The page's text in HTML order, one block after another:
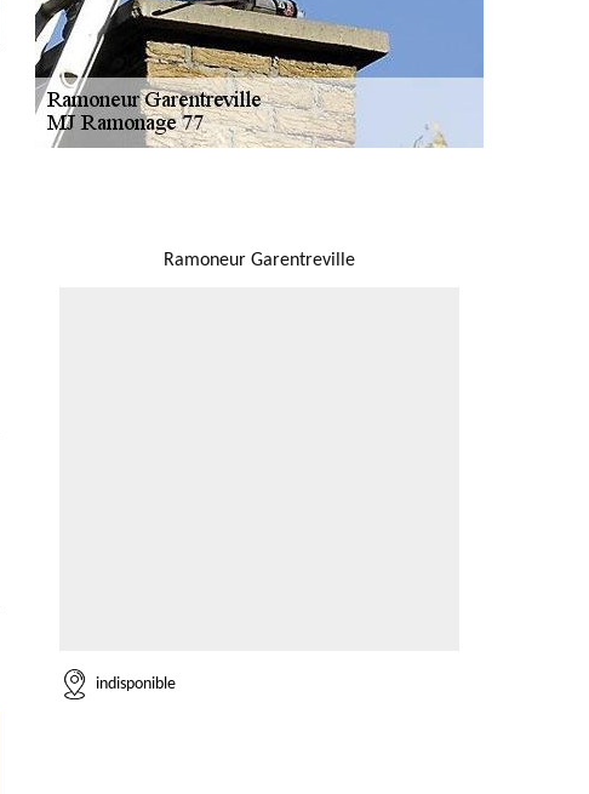
Ramoneur Garentreville
indisponible